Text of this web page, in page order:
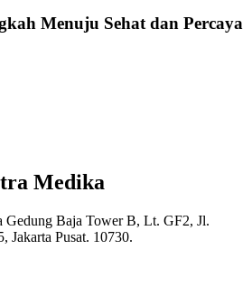
Menuju Sehat dan Percaya
Medika
Baja Tower B, Lt. GF2, Jl.
Jakarta Pusat. 10730.